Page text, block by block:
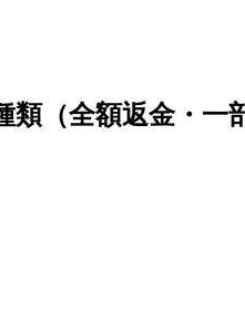
類（全額返金・一